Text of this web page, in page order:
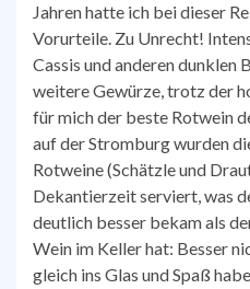
Jahren hatte ich bei dieser
Vorurteile. Zu Unrecht!
Cassis und anderen dunklen
weitere Gewürze, trotz der
für mich der beste Rotwein
auf der Stromburg wurden
Rotweine (Schätzle und
Dekantierzeit serviert, was
deutlich besser bekam als
Wein im Keller hat: Besser
gleich ins Glas und Spaß